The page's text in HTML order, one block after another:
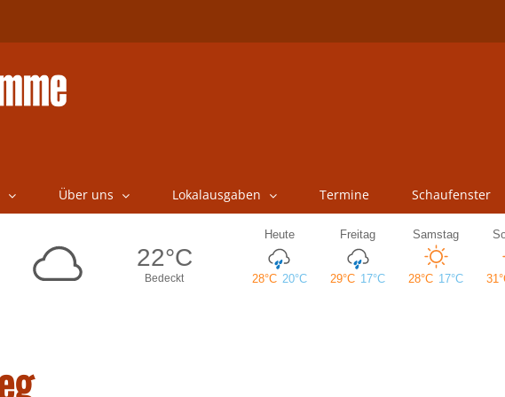
Über uns Lokalausgaben Termine Schaufenster